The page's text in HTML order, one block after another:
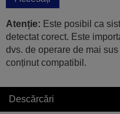
Atenție: Este posibil ca
detectat corect. Este
dvs. de operare de mai
conținut compatibil.
Descărcări